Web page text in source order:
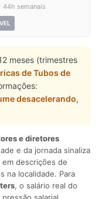
semanais
meses (trimestres
de Tubos de
desacelerando,
e diretores
e da jornada sinaliza
descrições de
na localidade. Para
, o salário real do